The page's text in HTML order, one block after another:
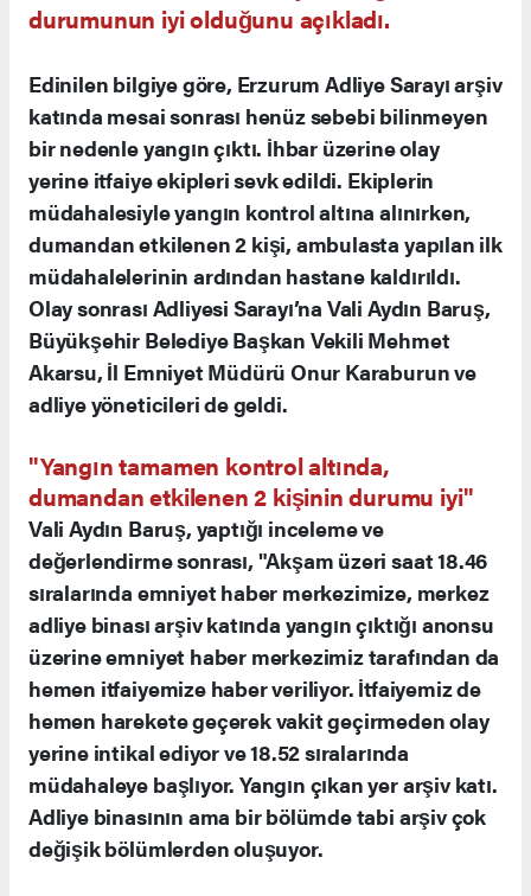
durumunun iyi olduğunu açıkladı.
Edinilen bilgiye göre, Erzurum Adliye Sarayı arşiv
katında mesai sonrası henüz sebebi bilinmeyen
bir nedenle yangın çıktı. İhbar üzerine olay
yerine itfaiye ekipleri sevk edildi. Ekiplerin
müdahalesiyle yangın kontrol altına alınırken,
dumandan etkilenen 2 kişi, ambulasta yapılan ilk
müdahalelerinin ardından hastane kaldırıldı.
Olay sonrası Adliyesi Sarayı’na Vali Aydın Baruş,
Büyükşehir Belediye Başkan Vekili Mehmet
Akarsu, İl Emniyet Müdürü Onur Karaburun ve
adliye yöneticileri de geldi.
"Yangın tamamen kontrol altında,
dumandan etkilenen 2 kişinin durumu iyi"
Vali Aydın Baruş, yaptığı inceleme ve
değerlendirme sonrası, "Akşam üzeri saat 18.46
sıralarında emniyet haber merkezimize, merkez
adliye binası arşiv katında yangın çıktığı anonsu
üzerine emniyet haber merkezimiz tarafından da
hemen itfaiyemize haber veriliyor. İtfaiyemiz de
hemen harekete geçerek vakit geçirmeden olay
yerine intikal ediyor ve 18.52 sıralarında
müdahaleye başlıyor. Yangın çıkan yer arşiv katı.
Adliye binasının ama bir bölümde tabi arşiv çok
değişik bölümlerden oluşuyor.